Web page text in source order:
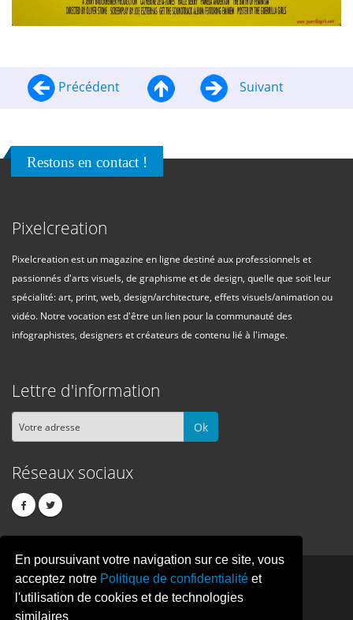
En poursuivant votre navigation sur ce site, vous
acceptez notre Politique de confidentialité et
l'utilisation de cookies et de technologies
similaires
Précédent Suivant
Restons en contact !
Pixelcreation
Pixelcreation est un magazine en ligne destiné aux professionnels et
passionnés d'arts visuels, de graphisme et de design, quelle que soit leur
spécialité: art, print, web, design/architecture, effets visuels/animation ou
vidéo. Notre vocation est d'être un lien pour la communauté des
infographistes, designers et créateurs de contenu lié à l'image.
Lettre d'information
Ok
Réseaux sociaux
PIXELCREATION